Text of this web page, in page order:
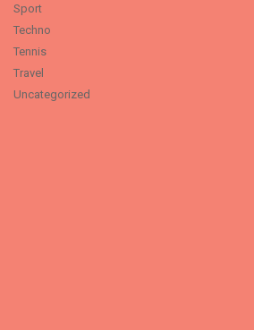
Sport
Techno
Tennis
Travel
Uncategorized